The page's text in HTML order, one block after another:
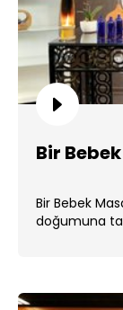
Bir
Bir Bebek
doğumuna